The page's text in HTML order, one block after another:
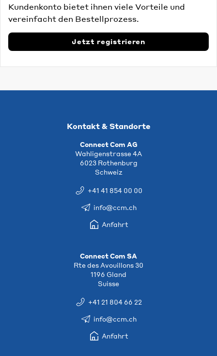
Kundenkonto bietet ihnen viele Vorteile und
vereinfacht den Bestellprozess.
Jetzt registrieren
Kontakt & Standorte
Connect Com AG
Wahligenstrasse 4A
6023 Rothenburg
Schweiz
+41 41 854 00 00
info@ccm.ch
Anfahrt
Connect Com SA
Rte des Avouillons 30
1196 Gland
Suisse
+41 21 804 66 22
info@ccm.ch
Anfahrt